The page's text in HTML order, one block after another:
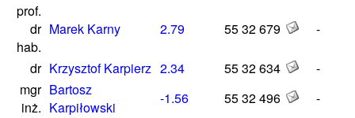
prof.
dr
hab.
Marek Karny 2.79 55 32 679 -
dr Krzysztof Karpierz 2.34 55 32 634
-
mgr
inż.
Bartosz
Karpiłowski
-1.56 55 32 496 -